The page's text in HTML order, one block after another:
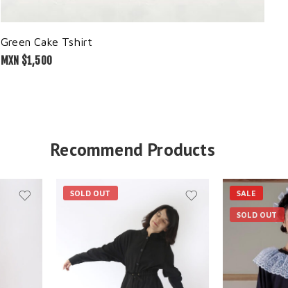
Green Cake Tshirt
MXN $1,500
Recommend Products
SOLD OUT SALE
SOLD OUT